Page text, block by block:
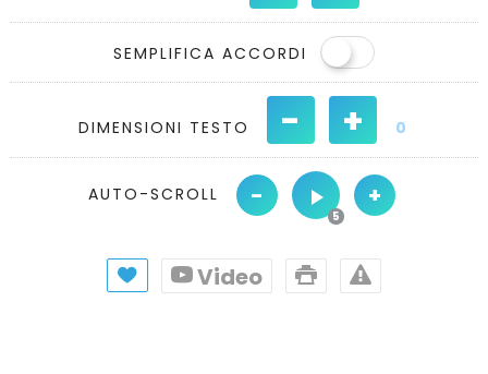
SEMPLIFICA ACCORDI
DIMENSIONI TESTO - + 0
AUTO-SCROLL - +
Video